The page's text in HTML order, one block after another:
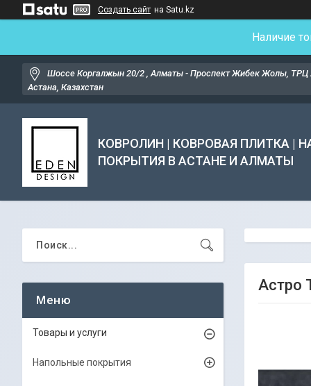
Создать сайт на Satu.kz
Наличие
Шоссе Коргалжын 20/2 , Алматы - Проспект Жибек Жолы,
Астана, Казахстан
КОВРОЛИН | КОВРОВАЯ ПЛИТКА |
ПОКРЫТИЯ В АСТАНЕ И АЛМАТЫ
Астро
Товары и услуги
Напольные покрытия